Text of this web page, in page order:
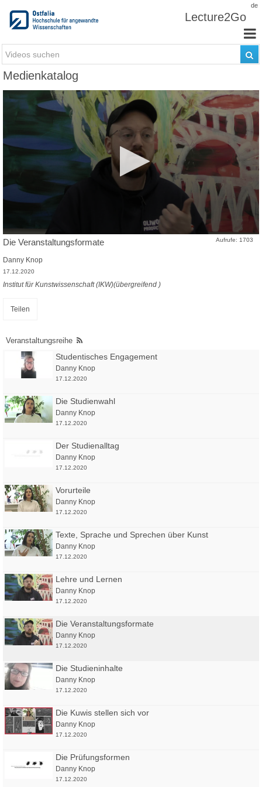
de
Lecture2Go
Medienkatalog
Aufrufe: 1703
Die Veranstaltungsformate
Danny Knop
17.12.2020
Institut für Kunstwissenschaft (IKW)(übergreifend )
Teilen
Veranstaltungsreihe
Studentisches Engagement
Danny Knop
17.12.2020
Die Studienwahl
Danny Knop
17.12.2020
Der Studienalltag
Danny Knop
17.12.2020
Vorurteile
Danny Knop
17.12.2020
Texte, Sprache und Sprechen über Kunst
Danny Knop
17.12.2020
Lehre und Lernen
Danny Knop
17.12.2020
Die Veranstaltungsformate
Danny Knop
17.12.2020
Die Studieninhalte
Danny Knop
17.12.2020
Die Kuwis stellen sich vor
Danny Knop
17.12.2020
Die Prüfungsformen
Danny Knop
17.12.2020